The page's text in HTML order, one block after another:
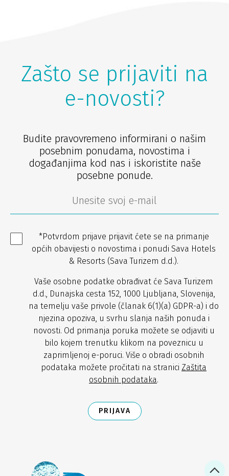
Zašto se prijaviti na
e-novosti?
Budite pravovremeno informirani o našim
posebnim ponudama, novostima i
događanjima kod nas i iskoristite naše
posebne ponude.
*Potvrdom prijave prijavit ćete se na primanje
općih obavijesti o novostima i ponudi Sava Hotels
& Resorts (Sava Turizem d.d.).
Vaše osobne podatke obrađivat će Sava Turizem
d.d., Dunajska cesta 152, 1000 Ljubljana, Slovenija,
na temelju vaše privole (članak 6(1)(a) GDPR-a) i do
njezina opoziva, u svrhu slanja naših ponuda i
novosti. Od primanja poruka možete se odjaviti u
bilo kojem trenutku klikom na poveznicu u
zaprimljenoj e-poruci. Više o obradi osobnih
podataka možete pročitati na stranici Zaštita
osobnih podataka.
PRIJAVA